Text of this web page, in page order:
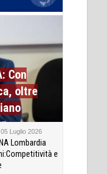
Con
oltre
Luglio 2026
Lombardia
e